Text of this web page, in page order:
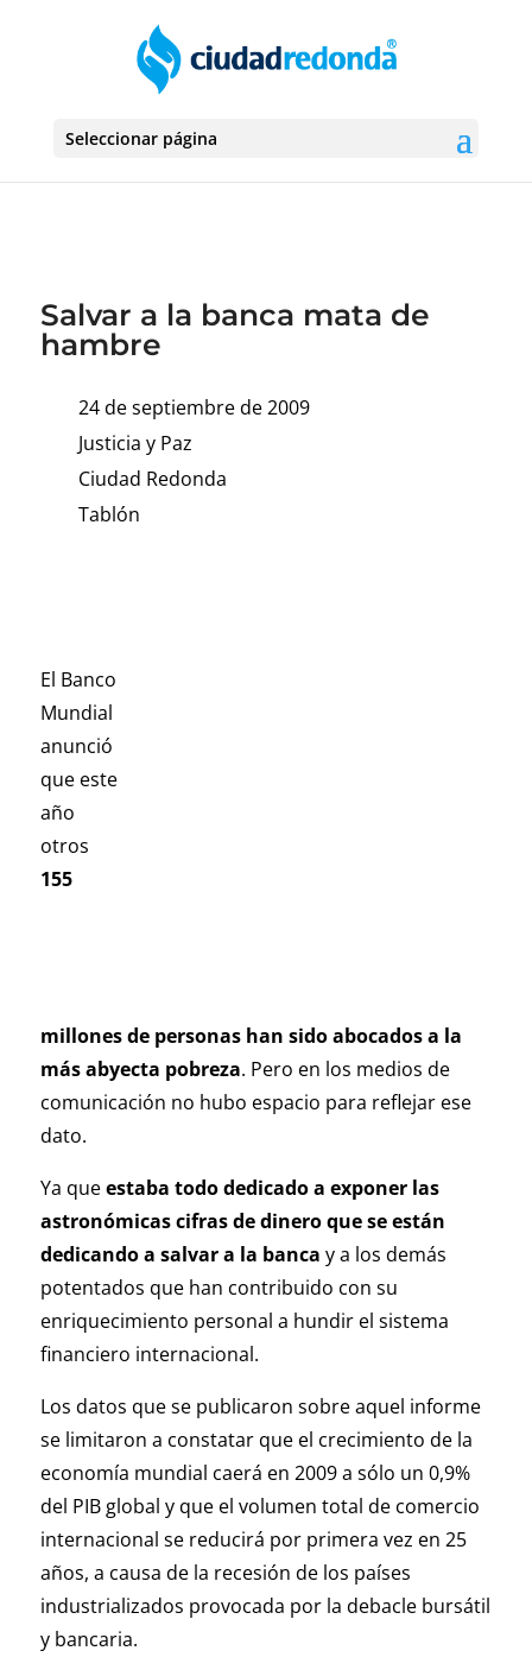
Seleccionar página
Salvar a la banca mata de
hambre
24 de septiembre de 2009
Justicia y Paz
Ciudad Redonda
Tablón
El Banco
Mundial
anunció
que este
año
otros
155
millones de personas han sido abocados a la
más abyecta pobreza. Pero en los medios de
comunicación no hubo espacio para reflejar ese
dato.
Ya queestaba todo dedicado a exponer las
astronómicas cifras de dinero que se están
dedicando a salvar a la banca y a los demás
potentados que han contribuido con su
enriquecimiento personal a hundir el sistema
financiero internacional.
Los datos que se publicaron sobre aquel informe
se limitaron a constatar que el crecimiento de la
economía mundial caerá en 2009 a sólo un 0,9%
del PIB global y que el volumen total de comercio
internacional se reducirá por primera vez en 25
años, a causa de la recesión de los países
industrializados provocada por la debacle bursátil
y bancaria.